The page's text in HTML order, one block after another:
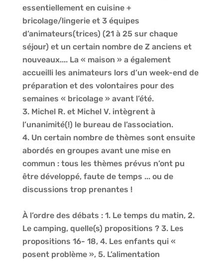
essentiellement en cuisine +
bricolage/lingerie et 3 équipes
d’animateurs(trices) (21 à 25 sur chaque
séjour) et un certain nombre de Z anciens et
nouveaux.... La « maison » a également
accueilli les animateurs lors d’un week-end de
préparation et des volontaires pour des
semaines « bricolage » avant l’été.
Michel R. et Michel V. intègrent à
l’unanimité(!) le bureau de l’association.
Un certain nombre de thèmes sont ensuite
abordés en groupes avant une mise en
commun : tous les thèmes prévus n’ont pu
être développé, faute de temps ... ou de
discussions trop prenantes !
À l’ordre des débats : 1. Le temps du matin, 2.
Le camping, quelle(s) propositions ? 3. Les
propositions 16- 18, 4. Les enfants qui «
posent problème », 5. L’alimentation